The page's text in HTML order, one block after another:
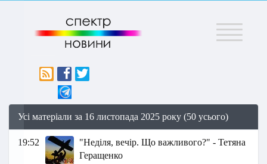
Меню
Усі матеріали за 16 листопада 2025 року (50 усього)
19:52
"Неділя, вечір. Що важливого?" - Тетяна
Геращенко